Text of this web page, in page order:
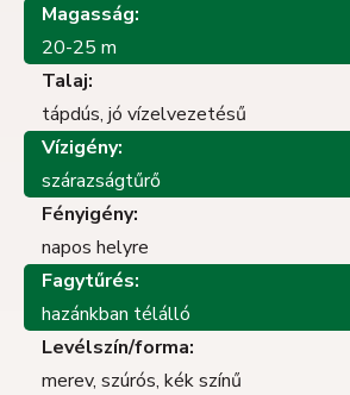
Magasság:
20-25 m
Talaj:
tápdús, jó vízelvezetésű
Vízigény:
szárazságtűrő
Fényigény:
napos helyre
Fagytűrés:
hazánkban télálló
Levélszín/forma:
merev, szúrós, kék színű